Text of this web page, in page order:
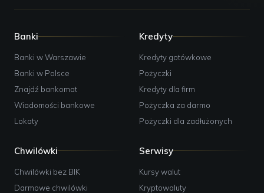
Banki
Banki w Warszawie
Banki w Polsce
Znajdź bankomat
Wiadomości bankowe
Lokaty
Kredyty
Kredyty gotówkowe
Pożyczki
Kredyty dla firm
Pożyczka za darmo
Pożyczki dla zadłużonych
Chwilówki
Chwilówki bez BIK
Darmowe chwilówki
Serwisy
Kursy walut
Kryptowaluty